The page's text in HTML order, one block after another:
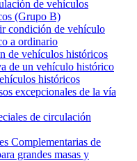
de vehículos
(Grupo B)
condición de vehículo
a ordinario
de vehículos históricos
de un vehículo histórico
históricos
excepcionales de la vía
de circulación
Complementarias de
grandes masas y